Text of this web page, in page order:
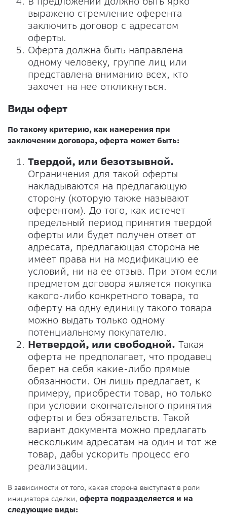
выражено стремление оферента
заключить договор с адресатом
оферты.
Оферта должна быть направлена
одному человеку, группе лиц или
представлена вниманию всех, кто
захочет на нее откликнуться.
Виды оферт
По такому критерию, как намерения при
заключении договора, оферта может быть:
Твердой, или безотзывной.
Ограничения для такой оферты
накладываются на предлагающую
сторону (которую также называют
оферентом). До того, как истечет
предельный период принятия твердой
оферты или будет получен ответ от
адресата, предлагающая сторона не
имеет права ни на модификацию ее
условий, ни на ее отзыв. При этом если
предметом договора является покупка
какого-либо конкретного товара, то
оферту на одну единицу такого товара
можно выдать только одному
потенциальному покупателю.
Нетвердой, или свободной. Такая
оферта не предполагает, что продавец
берет на себя какие-либо прямые
обязанности. Он лишь предлагает, к
примеру, приобрести товар, но только
при условии окончательного принятия
оферты и без обязательств. Такой
вариант документа можно предлагать
нескольким адресатам на один и тот же
товар, дабы ускорить процесс его
реализации.
В зависимости от того, какая сторона выступает в роли
инициатора сделки, оферта подразделяется и на
следующие виды: